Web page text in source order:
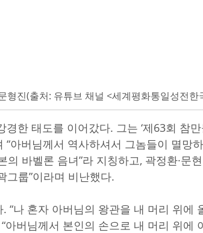
진(출처: 유튜브 채널 <세계평화통일성전한
한 태도를 이어갔다. 그는 ‘제63회 참
아버님께서 역사하셔서 그놈들이 멸망
의 바벨론 음녀”라 지칭하고, 곽정환·문
그룹”이라며 비난했다.
“나 혼자 아버님의 왕관을 내 머리 위에
아버님께서 본인의 손으로 내 머리 위에